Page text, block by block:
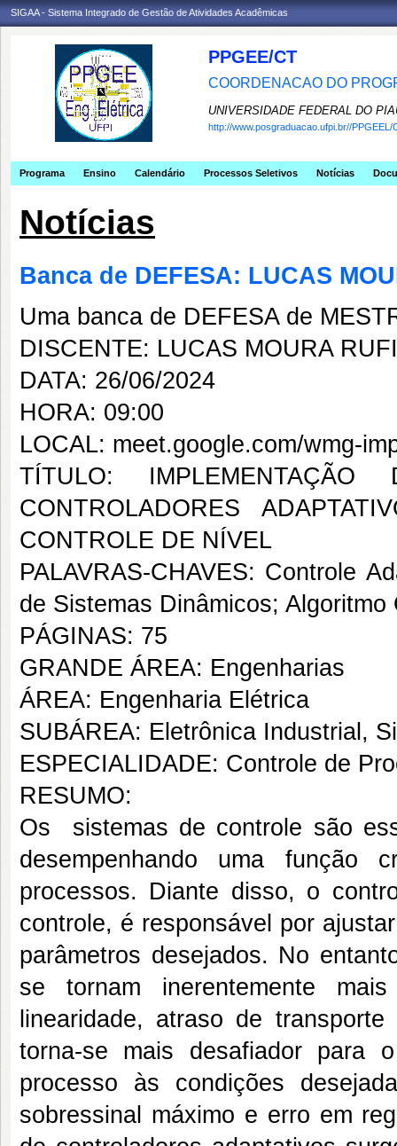
SIGAA - Sistema Integrado de Gestão de Atividades Acadêmicas
PPGEE/CT
COORDENACAO DO
UNIVERSIDADE FEDERAL DO
http://www.posgraduacao.ufpi.br//PPGEEL/
Programa Ensino Calendário Processos Seletivos Notícias
Notícias
Banca de DEFESA: LUCAS
Uma banca de DEFESA de
DISCENTE: LUCAS MOURA
DATA: 26/06/2024
HORA: 09:00
LOCAL: meet.google.com/wmg-
TÍTULO:
CONTROLADORES
CONTROLE DE NÍVEL
PALAVRAS-CHAVES: Controle
de Sistemas Dinâmicos;
PÁGINAS: 75
GRANDE ÁREA: Engenharias
ÁREA: Engenharia Elétrica
SUBÁREA: Eletrônica Industrial,
ESPECIALIDADE: Controle de
RESUMO:
Os sistemas de controle são
desempenhando uma
processos. Diante disso, o
controle, é responsável por
parâmetros desejados. No
se tornam inerentemente
linearidade, atraso de
torna-se mais desafiador para
processo às condições
sobressinal máximo e erro em